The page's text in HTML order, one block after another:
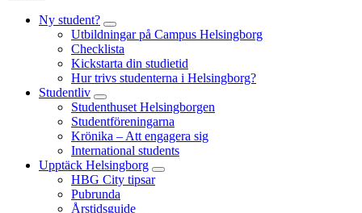
Ny student?
Utbildningar på Campus Helsingborg
Checklista
Kickstarta din studietid
Hur trivs studenterna i Helsingborg?
Studentliv
Studenthuset Helsingborgen
Studentföreningarna
Krönika – Att engagera sig
International students
Upptäck Helsingborg
HBG City tipsar
Pubrunda
Årstidsguide